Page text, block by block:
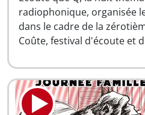
radiophonique, organisée
dans le cadre de la
Coûte, festival d'écoute et